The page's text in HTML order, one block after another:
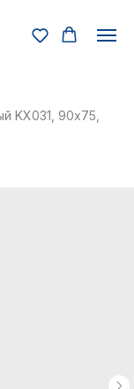
KX031, 90х75,